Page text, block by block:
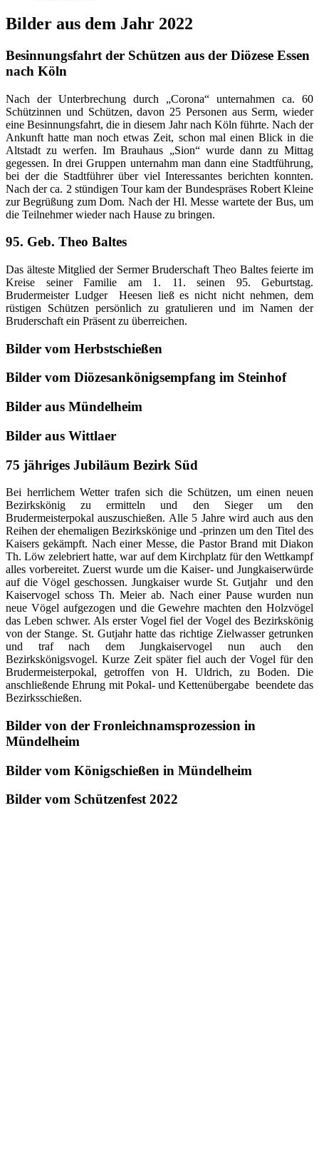
Bilder aus dem Jahr 2022
Besinnungsfahrt der Schützen aus der Diözese Essen
nach Köln
Nach der Unterbrechung durch „Corona“ unternahmen ca. 60
Schützinnen und Schützen, davon 25 Personen aus Serm, wieder
eine Besinnungsfahrt, die in diesem Jahr nach Köln führte. Nach der
Ankunft hatte man noch etwas Zeit, schon mal einen Blick in die
Altstadt zu werfen. Im Brauhaus „Sion“ wurde dann zu Mittag
gegessen. In drei Gruppen unternahm man dann eine Stadtführung,
bei der die Stadtführer über viel Interessantes berichten konnten.
Nach der ca. 2 stündigen Tour kam der Bundespräses Robert Kleine
zur Begrüßung zum Dom. Nach der Hl. Messe wartete der Bus, um
die Teilnehmer wieder nach Hause zu bringen.
95. Geb. Theo Baltes
Das älteste Mitglied der Sermer Bruderschaft Theo Baltes feierte im
Kreise seiner Familie am 1. 11. seinen 95. Geburtstag.
Brudermeister Ludger
Heesen ließ es nicht nicht nehmen, dem
rüstigen Schützen persönlich zu gratulieren und im Namen der
Bruderschaft ein Präsent zu überreichen.
Bilder vom Herbstschießen
Bilder vom Diözesankönigsempfang im Steinhof
Bilder aus Mündelheim
Bilder aus Wittlaer
75 jähriges Jubiläum Bezirk Süd
Bei herrlichem Wetter trafen sich die Schützen, um einen neuen
Bezirkskönig zu ermitteln und den Sieger um den
Brudermeisterpokal auszuschießen. Alle 5 Jahre wird auch aus den
Reihen der ehemaligen Bezirkskönige und -prinzen um den Titel des
Kaisers gekämpft. Nach einer Messe, die Pastor Brand mit Diakon
Th. Löw zelebriert hatte, war auf dem Kirchplatz für den Wettkampf
alles vorbereitet. Zuerst wurde um die Kaiser- und Jungkaiserwürde
auf die Vögel geschossen. Jungkaiser wurde St. Gutjahr
und den
Kaiservogel schoss Th. Meier ab. Nach einer Pause wurden nun
neue Vögel aufgezogen und die Gewehre machten den Holzvögel
das Leben schwer. Als erster Vogel fiel der Vogel des Bezirkskönig
von der Stange. St. Gutjahr hatte das richtige Zielwasser getrunken
und traf nach dem Jungkaiservogel nun auch den
Bezirkskönigsvogel. Kurze Zeit später fiel auch der Vogel für den
Brudermeisterpokal, getroffen von H. Uldrich, zu Boden. Die
anschließende Ehrung mit Pokal- und Kettenübergabe beendete das
Bezirksschießen.
Bilder von der Fronleichnamsprozession in
Mündelheim
Bilder vom Königschießen in Mündelheim
Bilder vom Schützenfest 2022